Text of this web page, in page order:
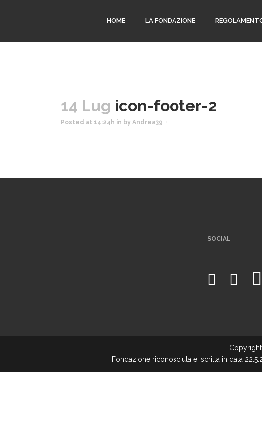
HOME LA FONDAZIONE
14 Lug icon-footer-2
Posted at 14:24h in by Andrea39
SOCIAL
Fondazione riconosciuta e iscritta in data